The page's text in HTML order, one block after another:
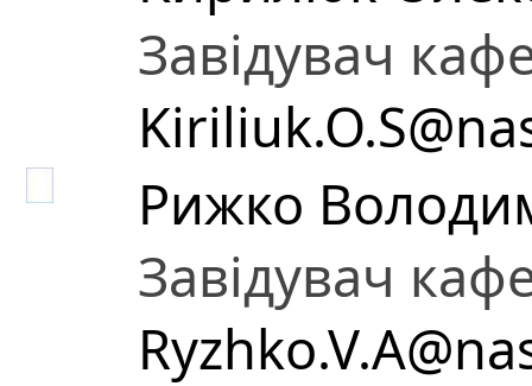
Завідувач
Рижко
Завідувач